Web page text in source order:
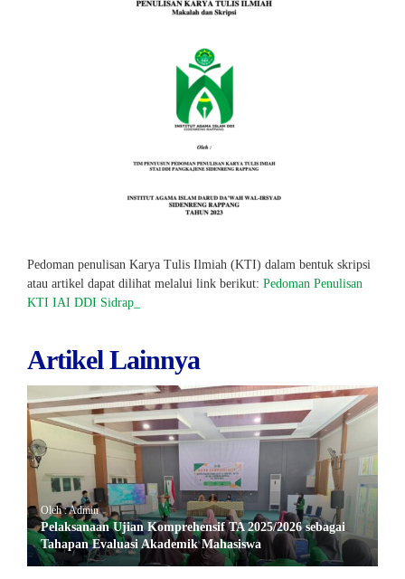
Pedoman penulisan Karya Tulis Ilmiah (KTI) dalam bentuk skripsi
atau artikel dapat dilihat melalui link berikut: Pedoman Penulisan
KTI IAI DDI Sidrap_
Artikel Lainnya
Oleh : Admin
Pelaksanaan Ujian Komprehensif TA 2025/2026 sebagai
Tahapan Evaluasi Akademik Mahasiswa